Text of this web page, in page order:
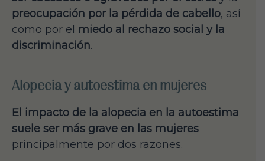
preocupación por la pérdida de cabello, así
como por el miedo al rechazo social y la
discriminación.
Alopecia y autoestima en mujeres
El impacto de la alopecia en la autoestima
suele ser más grave en las mujeres
principalmente por dos razones.